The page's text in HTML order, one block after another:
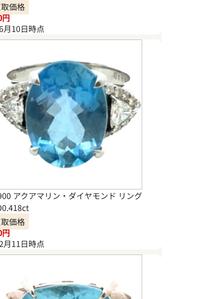
価格
円
月10日時点
アクアマリン・ダイヤモンド リング
価格
円
月11日時点